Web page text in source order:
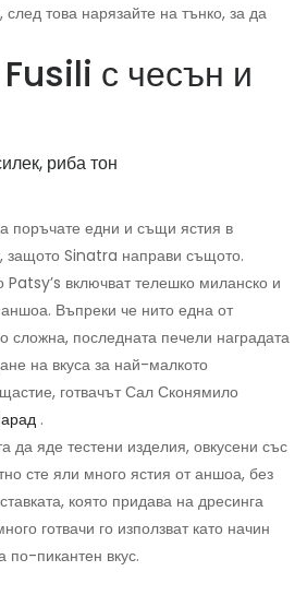
това нарязайте на тънко, за да
с чесън и
поръчате едни и същи ястия в
защото Sinatra направи същото.
Patsy’s включват телешко миланско и
Въпреки че нито една от
сложна, последната печели наградата
на вкуса за най-малкото
готвачът Сал Сконямило
.
да яде тестени изделия, овкусени със
сте яли много ястия от аншоа, без
която придава на дресинга
готвачи го използват като начин
по-пикантен вкус.